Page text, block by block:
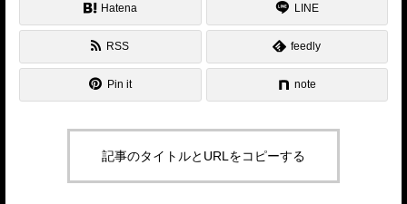
Hatena LINE
RSS feedly
Pin it note
記事のタイトルとURLをコピーする